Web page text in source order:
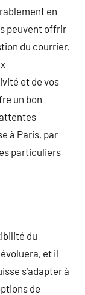
en
peuvent offrir
du courrier,
et de vos
un bon
à Paris, par
particuliers
du
et il
s’adapter à
de